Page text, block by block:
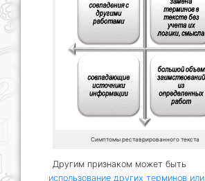
Симптомы реставрированного текста
Другим признаком может быть
использование других терминов или